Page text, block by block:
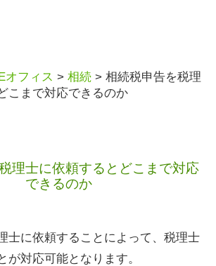
オフィス > 相続 > 相続税申告を税理
こまで対応できるのか
理士に依頼するとどこまで対応
できるのか
士に依頼することによって、税理士
が対応可能となります。